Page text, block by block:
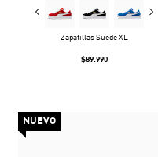
Zapatillas Suede XL
$89.990
NUEVO